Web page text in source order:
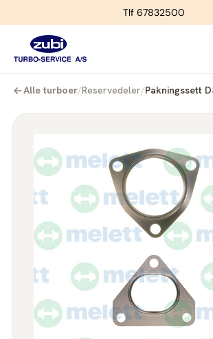
Tlf 67832500
Alle turboer/Reservedeler/Pakningssett